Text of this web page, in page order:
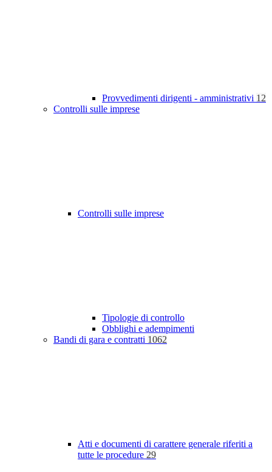
Provvedimenti dirigenti - amministrativi 12
Controlli sulle imprese
Controlli sulle imprese
Tipologie di controllo
Obblighi e adempimenti
Bandi di gara e contratti 1062
Atti e documenti di carattere generale riferiti a
tutte le procedure 29